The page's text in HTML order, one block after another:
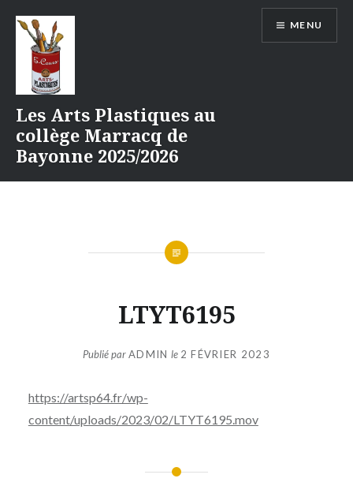
contenu
Les Arts Plastiques au
collège Marracq de
Bayonne 2025/2026
MENU
LTYT6195
Publié parADMIN le 2 FÉVRIER 2023
https://artsp64.fr/wp-
content/uploads/2023/02/LTYT6195.mov